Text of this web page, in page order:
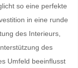
so eine perfekte
in eine runde
des Interieurs,
des
Umfeld beeinflusst